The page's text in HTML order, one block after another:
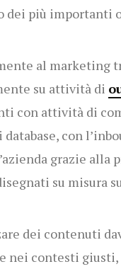
dei più importanti
al marketing
su attività di
con attività di
database, con
grazie
su misura
dei contenuti
nei contesti